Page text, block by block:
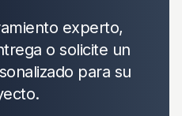
experto,
o solicite un
para su